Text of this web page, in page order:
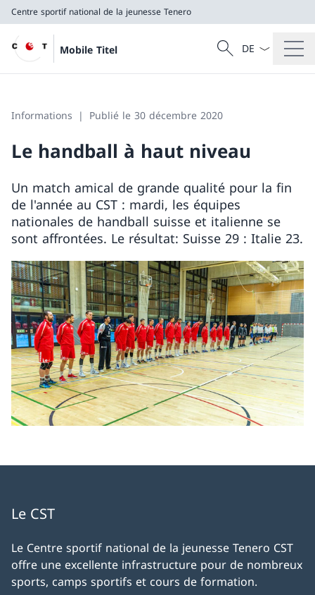
Centre sportif national de la jeunesse Tenero
Mobile Titel
Recherche
Recherche
La langue
Informations Publié le 30 décembre 2020
Le handball à haut niveau
Un match amical de grande qualité pour la fin
de l'année au CST : mardi, les équipes
nationales de handball suisse et italienne se
sont affrontées. Le résultat: Suisse 29 : Italie 23.
Le CST
Le Centre sportif national de la jeunesse Tenero CST
offre une excellente infrastructure pour de nombreux
sports, camps sportifs et cours de formation.